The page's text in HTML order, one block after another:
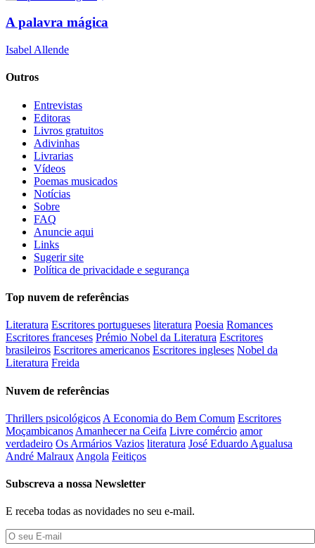
A palavra mágica
Isabel Allende
Outros
Entrevistas
Editoras
Livros gratuitos
Adivinhas
Livrarias
Vídeos
Poemas musicados
Notícias
Sobre
FAQ
Anuncie aqui
Links
Sugerir site
Política de privacidade e segurança
Top nuvem de referências
Literatura Escritores portugueses literatura Poesia Romances
Escritores franceses Prémio Nobel da Literatura Escritores
brasileiros Escritores americanos Escritores ingleses Nobel da
Literatura Freida
Nuvem de referências
Thrillers psicológicos A Economia do Bem Comum Escritores
Moçambicanos Amanhecer na Ceifa Livre comércio amor
verdadeiro Os Armários Vazios literatura José Eduardo Agualusa
André Malraux Angola Feitiços
Subscreva a nossa Newsletter
E receba todas as novidades no seu e-mail.